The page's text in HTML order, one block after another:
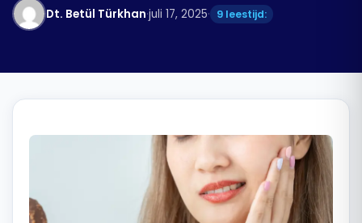
Português
Български
Română
Dt. Betül Türkhan·juli 17, 2025· 9 leestijd: